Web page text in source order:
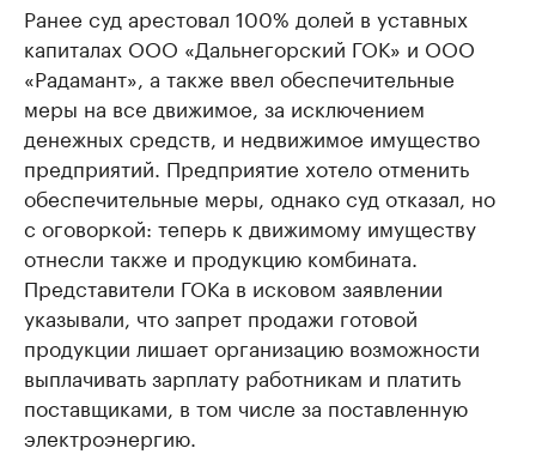
Ранее суд арестовал 100% долей в уставных
капиталах ООО «Дальнегорский ГОК» и ООО
«Радамант», а также ввел обеспечительные
меры на все движимое, за исключением
денежных средств, и недвижимое имущество
предприятий. Предприятие хотело отменить
обеспечительные меры, однако суд отказал, но
с оговоркой: теперь к движимому имуществу
отнесли также и продукцию комбината.
Представители ГОКа в исковом заявлении
указывали, что запрет продажи готовой
продукции лишает организацию возможности
выплачивать зарплату работникам и платить
поставщиками, в том числе за поставленную
электроэнергию.